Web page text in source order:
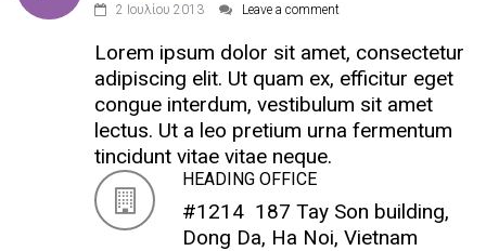
2 Ιουλίου 2013 Leave a comment
Lorem ipsum dolor sit amet, consectetur
adipiscing elit. Ut quam ex, efficitur eget
congue interdum, vestibulum sit amet
lectus. Ut a leo pretium urna fermentum
tincidunt vitae vitae neque.
HEADING OFFICE
#1214 187 Tay Son building,
Dong Da, Ha Noi, Vietnam